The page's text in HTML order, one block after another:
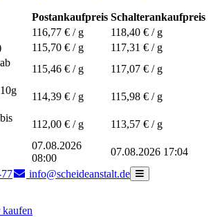
Postankaufpreis Schalterankaufpreis
116,77 € / g 118,40 € / g
115,70 € / g 117,31 € / g
115,46 € / g 117,07 € / g
114,39 € / g 115,98 € / g
112,00 € / g 113,57 € / g
07.08.2026
08:00
07.08.2026 17:04
info@scheideanstalt.de